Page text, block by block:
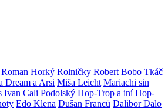
Roman Horký Rolničky Robert Bobo Tkáč
Dream a Arsi Miša Leicht Mariachi sin
Ivan Cali Podolský Hop-Trop a iní Hop-
Edo Klena Dušan Franců Dalibor Dalo